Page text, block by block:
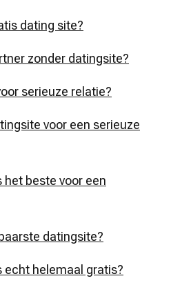
dating site?
zonder datingsite?
serieuze relatie?
voor een serieuze
beste voor een
datingsite?
echt helemaal gratis?